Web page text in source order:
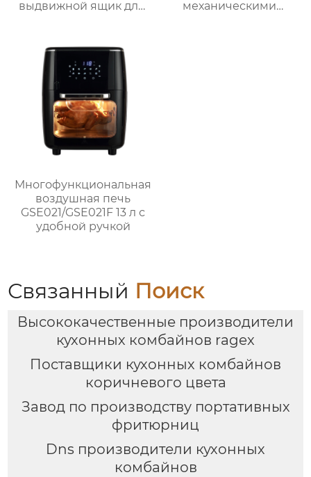
выдвижной ящик для
механическими
Многофункциональная
воздушная печь
GSE021/GSE021F 13 л с
удобной ручкой
Связанный Поиск
Высококачественные производители
кухонных комбайнов ragex
Поставщики кухонных комбайнов
коричневого цвета
Завод по производству портативных
фритюрниц
Dns производители кухонных
комбайнов